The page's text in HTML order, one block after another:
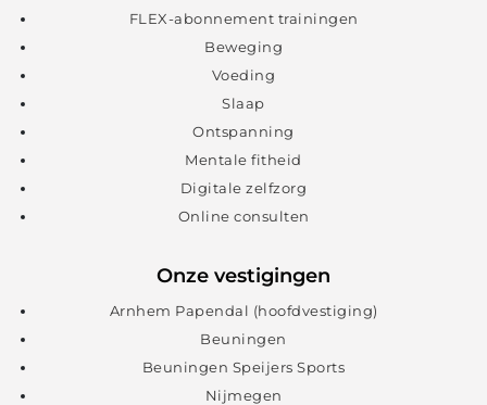
FLEX-abonnement trainingen
Beweging
Voeding
Slaap
Ontspanning
Mentale fitheid
Digitale zelfzorg
Online consulten
Onze vestigingen
Arnhem Papendal (hoofdvestiging)
Beuningen
Beuningen Speijers Sports
Nijmegen